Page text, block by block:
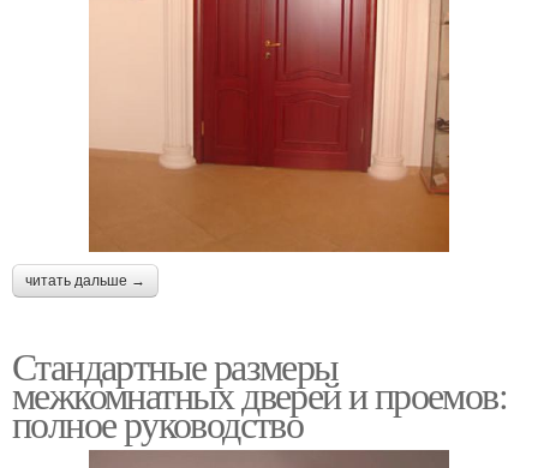
читать дальше →
Стандартные размеры
межкомнатных дверей и проемов:
полное руководство